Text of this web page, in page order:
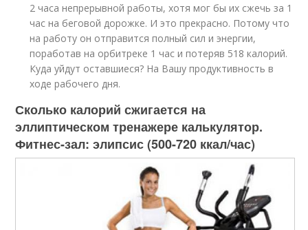
2 часа непрерывной работы, хотя мог бы их сжечь за 1
час на беговой дорожке. И это прекрасно. Потому что
на работу он отправится полный сил и энергии,
поработав на орбитреке 1 час и потеряв 518 калорий.
Куда уйдут оставшиеся? На Вашу продуктивность в
ходе рабочего дня.
Сколько калорий сжигается на
эллиптическом тренажере калькулятор.
Фитнес-зал: элипсис (500-720 ккал/час)